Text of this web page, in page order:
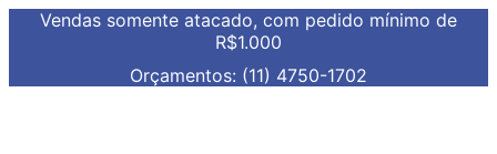
Vendas somente atacado, com pedido mínimo de
R$1.000
Orçamentos: (11) 4750-1702